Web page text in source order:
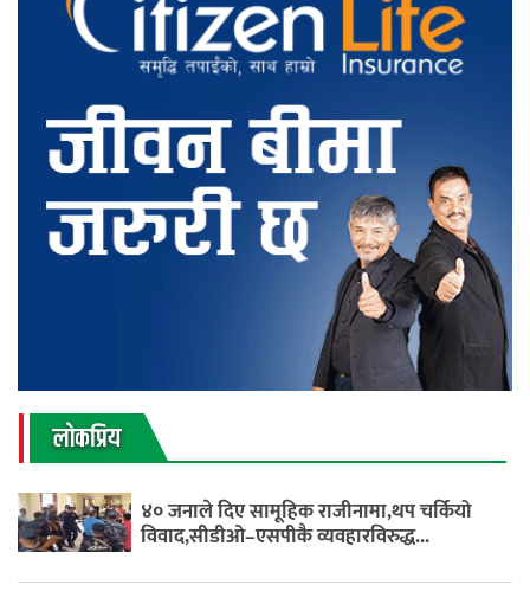
लाेकप्रिय
४० जनाले दिए सामूहिक राजीनामा,थप चर्कियो
विवाद,सीडीओ–एसपीकै व्यवहारविरुद्ध...